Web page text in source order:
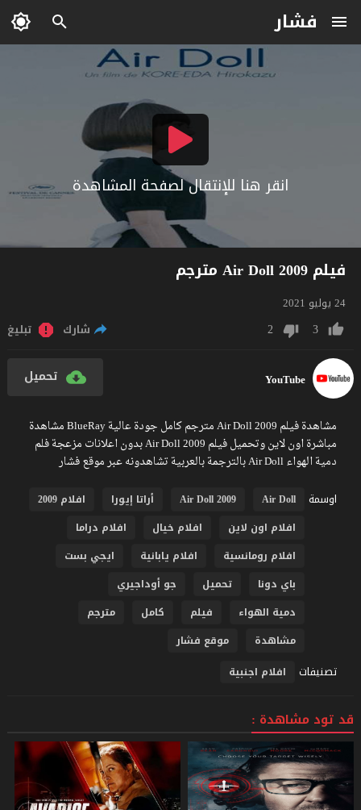
فشار
انقر هنا للإنتقال لصفحة المشاهدة
فيلم Air Doll 2009 مترجم
24 يوليو 2021
3
2 شارك تبليغ
YouTube تحميل
مشاهدة فيلم Air Doll 2009 مترجم كامل جودة عالية BlueRay مشاهدة
مباشرة اون لاين وتحميل فيلم Air Doll 2009 بدون اعلانات مزعجة فلم
دمية الهواء Air Doll بالترجمة بالعربية تشاهدونه عبر موقع فشار
اوسمة
Air Doll
Air Doll 2009 أراتا إيورا
افلام 2009
افلام اون لاين
افلام خيال
افلام دراما
افلام رومانسية
افلام يابانية
ايجي بست
باي دونا
تحميل
جو أوداجيري
دمية الهواء
فيلم كامل
مترجم
مشاهدة
موقع فشار
تصنيفات افلام اجنبية
قد تود مشاهدة :